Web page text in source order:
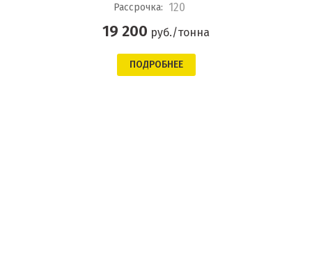
Рассрочка: 120
19 200 руб./тонна
ПОДРОБНЕЕ